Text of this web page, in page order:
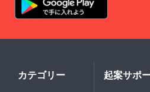
カテゴリー 起案サポ